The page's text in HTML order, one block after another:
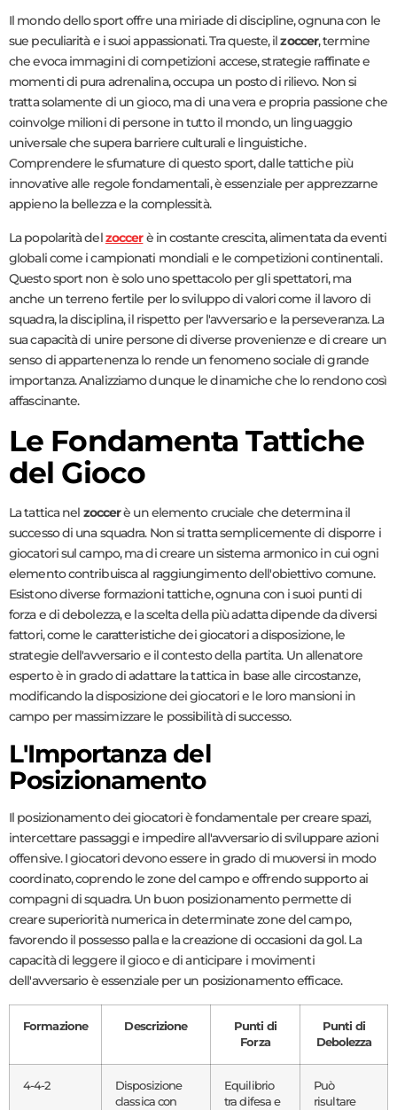
Il mondo dello sport offre una miriade di discipline, ognuna con le
sue peculiarità e i suoi appassionati. Tra queste, ilzoccer, termine
che evoca immagini di competizioni accese, strategie raffinate e
momenti di pura adrenalina, occupa un posto di rilievo. Non si
tratta solamente di un gioco, ma di una vera e propria passione che
coinvolge milioni di persone in tutto il mondo, un linguaggio
universale che supera barriere culturali e linguistiche.
Comprendere le sfumature di questo sport, dalle tattiche più
innovative alle regole fondamentali, è essenziale per apprezzarne
appieno la bellezza e la complessità.
La popolarità delzoccerè in costante crescita, alimentata da eventi
globali come i campionati mondiali e le competizioni continentali.
Questo sport non è solo uno spettacolo per gli spettatori, ma
anche un terreno fertile per lo sviluppo di valori come il lavoro di
squadra, la disciplina, il rispetto per l'avversario e la perseveranza. La
sua capacità di unire persone di diverse provenienze e di creare un
senso di appartenenza lo rende un fenomeno sociale di grande
importanza. Analizziamo dunque le dinamiche che lo rendono così
affascinante.
Le Fondamenta Tattiche
del Gioco
La tattica nel zoccerè un elemento cruciale che determina il
successo di una squadra. Non si tratta semplicemente di disporre i
giocatori sul campo, ma di creare un sistema armonico in cui ogni
elemento contribuisca al raggiungimento dell'obiettivo comune.
Esistono diverse formazioni tattiche, ognuna con i suoi punti di
forza e di debolezza, e la scelta della più adatta dipende da diversi
fattori, come le caratteristiche dei giocatori a disposizione, le
strategie dell'avversario e il contesto della partita. Un allenatore
esperto è in grado di adattare la tattica in base alle circostanze,
modificando la disposizione dei giocatori e le loro mansioni in
campo per massimizzare le possibilità di successo.
L'Importanza del
Posizionamento
Il posizionamento dei giocatori è fondamentale per creare spazi,
intercettare passaggi e impedire all'avversario di sviluppare azioni
offensive. I giocatori devono essere in grado di muoversi in modo
coordinato, coprendo le zone del campo e offrendo supporto ai
compagni di squadra. Un buon posizionamento permette di
creare superiorità numerica in determinate zone del campo,
favorendo il possesso palla e la creazione di occasioni da gol. La
capacità di leggere il gioco e di anticipare i movimenti
dell'avversario è essenziale per un posizionamento efficace.
Formazione Descrizione
Punti di
Forza
Punti di
Debolezza
4-4-2
Disposizione
classica con
Equilibrio
tra difesa e
Può
risultare